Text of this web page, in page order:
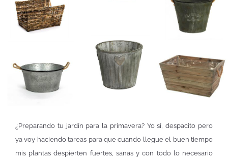
¿Preparando tu jardín para la primavera? Yo sí, despacito pero
ya voy haciendo tareas para que cuando llegue el buen tiempo
mis plantas despierten fuertes, sanas y con todo lo necesario